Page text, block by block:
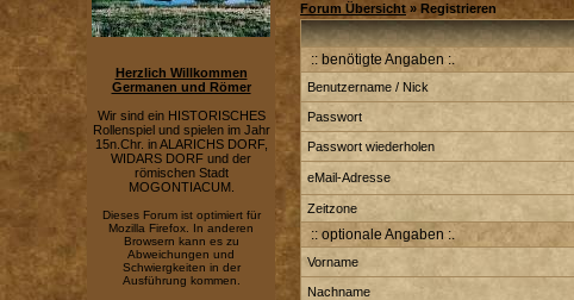
Herzlich Willkommen
Germanen und Römer
Wir sind ein HISTORISCHES
Rollenspiel und spielen im Jahr
15n.Chr. in ALARICHS DORF,
WIDARS DORF und der
römischen Stadt
MOGONTIACUM.
Dieses Forum ist optimiert für
Mozilla Firefox. In anderen
Browsern kann es zu
Abweichungen und
Schwiergkeiten in der
Ausführung kommen.
Forum Übersicht » Registrieren
:: benötigte Angaben :.
Benutzername / Nick
Passwort
Passwort wiederholen
eMail-Adresse
Zeitzone
:: optionale Angaben :.
Vorname
Nachname